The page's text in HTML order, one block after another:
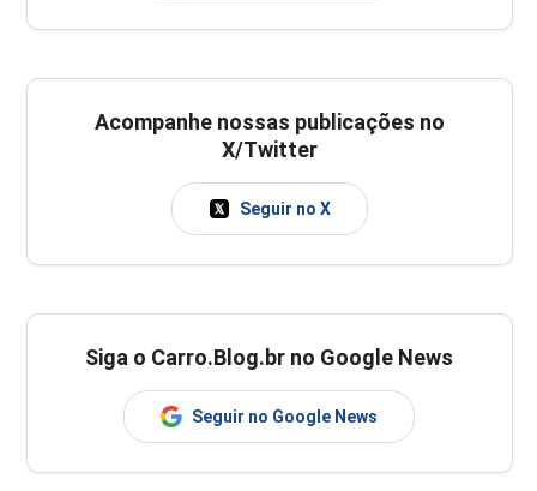
Acompanhe nossas publicações no
X/Twitter
Seguir no X
Siga o Carro.Blog.br no Google News
Seguir no Google News